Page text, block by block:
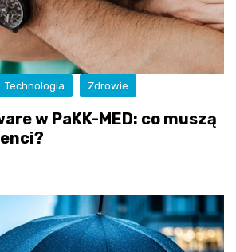
Technologia Zdrowie
w PaKK-MED: co muszą